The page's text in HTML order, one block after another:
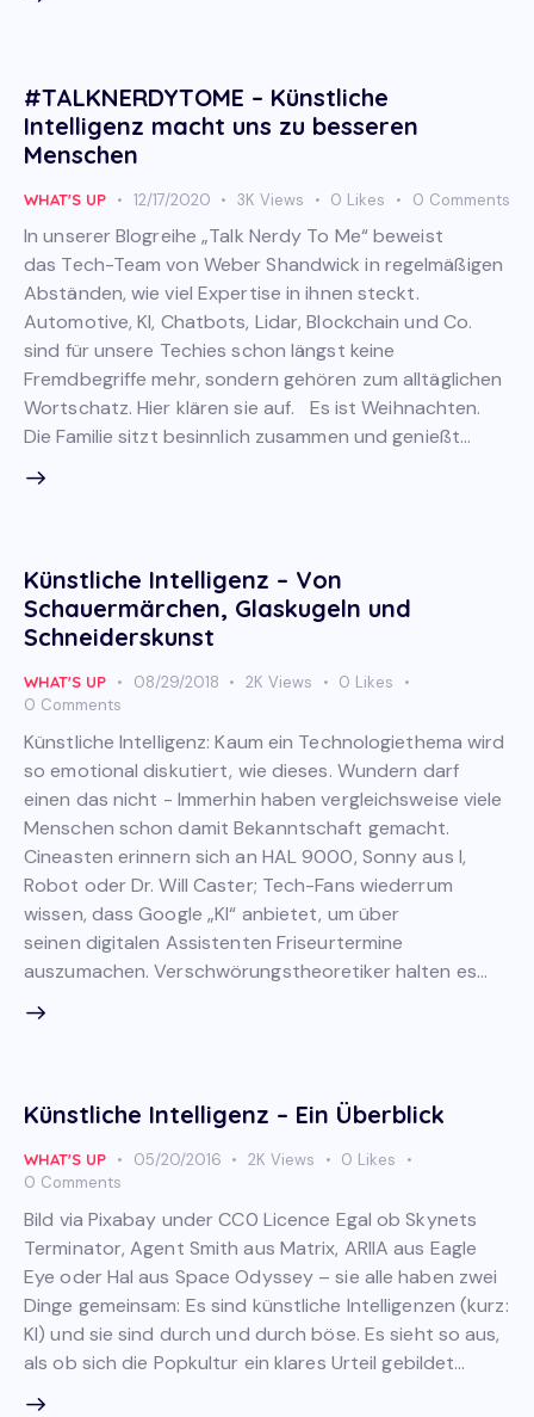
#TALKNERDYTOME – Künstliche
Intelligenz macht uns zu besseren
Menschen
WHAT'S UP 12/17/2020 3K Views 0 Likes 0 Comments
In unserer Blogreihe „Talk Nerdy To Me“ beweist
das Tech-Team von Weber Shandwick in regelmäßigen
Abständen, wie viel Expertise in ihnen steckt.
Automotive, KI, Chatbots, Lidar, Blockchain und Co.
sind für unsere Techies schon längst keine
Fremdbegriffe mehr, sondern gehören zum alltäglichen
Wortschatz. Hier klären sie auf. Es ist Weihnachten.
Die Familie sitzt besinnlich zusammen und genießt…
Künstliche Intelligenz – Von
Schauermärchen, Glaskugeln und
Schneiderskunst
WHAT'S UP 08/29/2018 2K Views 0 Likes
0 Comments
Künstliche Intelligenz: Kaum ein Technologiethema wird
so emotional diskutiert, wie dieses. Wundern darf
einen das nicht - Immerhin haben vergleichsweise viele
Menschen schon damit Bekanntschaft gemacht.
Cineasten erinnern sich an HAL 9000, Sonny aus I,
Robot oder Dr. Will Caster; Tech-Fans wiederrum
wissen, dass Google „KI“ anbietet, um über
seinen digitalen Assistenten Friseurtermine
auszumachen. Verschwörungstheoretiker halten es…
Künstliche Intelligenz – Ein Überblick
WHAT'S UP 05/20/2016 2K Views 0 Likes
0 Comments
Bild via Pixabay under CC0 Licence Egal ob Skynets
Terminator, Agent Smith aus Matrix, ARIIA aus Eagle
Eye oder Hal aus Space Odyssey – sie alle haben zwei
Dinge gemeinsam: Es sind künstliche Intelligenzen (kurz:
KI) und sie sind durch und durch böse. Es sieht so aus,
als ob sich die Popkultur ein klares Urteil gebildet…